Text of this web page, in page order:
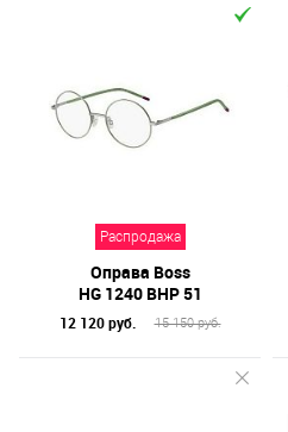
Распродажа
Оправа Boss
HG 1240 BHP 51
12 120 руб. 15 150 руб.